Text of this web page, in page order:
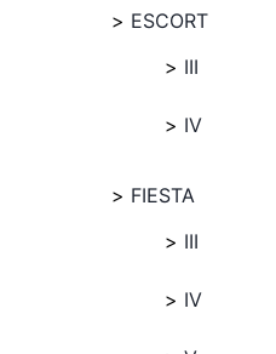
ESCORT
III
IV
FIESTA
III
IV